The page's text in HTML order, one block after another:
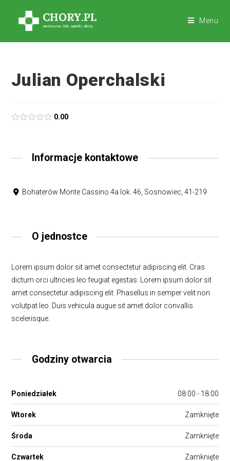
Menu
Julian Operchalski
0.00
Informacje kontaktowe
Bohaterów Monte Cassino 4a lok. 46, Sosnowiec, 41-219
O jednostce
Lorem ipsum dolor sit amet consectetur adipiscing elit. Cras
dictum orci ultricies leo feugiat egestas. Lorem ipsum dolor sit
amet consectetur adipiscing elit. Phasellus in semper velit non
volutpat leo. Duis vehicula augue sit amet dolor convallis
scelerisque.
Godziny otwarcia
Poniedziałek 08:00 - 18:00
Wtorek Zamknięte
Środa Zamknięte
Czwartek Zamknięte